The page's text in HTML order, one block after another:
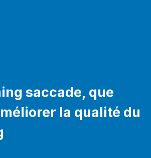
saccade, que
la qualité du